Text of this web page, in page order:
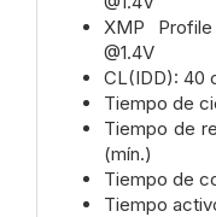
XMP
@1.4V
CL(IDD): 40
Tiempo de
Tiempo de
(mín.)
Tiempo de
Tiempo